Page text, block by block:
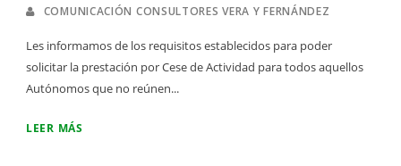
COMUNICACIÓN CONSULTORES VERA Y FERNÁNDEZ
Les informamos de los requisitos establecidos para poder
solicitar la prestación por Cese de Actividad para todos aquellos
Autónomos que no reúnen...
LEER MÁS